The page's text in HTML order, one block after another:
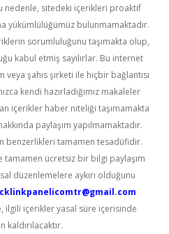
nedenle, sitedeki içerikleri proaktif
yükümlülüğümüz bulunmamaktadır.
sorumluluğunu taşımakta olup,
kabul etmiş sayılırlar. Bu internet
şahıs şirketi ile hiçbir bağlantısı
kendi hazırladığımız makaleler
içerikler haber niteliği taşımamakta
paylaşım yapılmamaktadır.
benzerlikleri tamamen tesadüfidir.
tamamen ücretsiz bir bilgi paylaşım
düzenlemelere aykırı olduğunu
ilgili içerikler yasal süre içerisinde
kaldırılacaktır.